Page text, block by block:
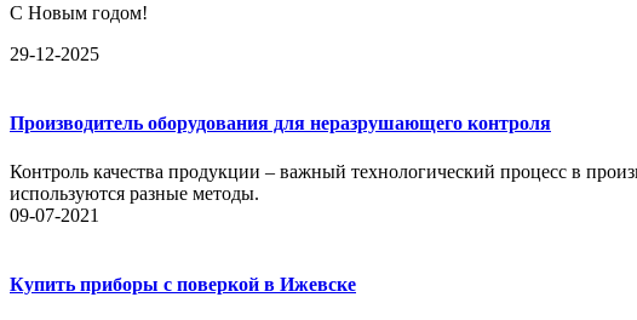
С Новым годом!
29-12-2025
Производитель оборудования для неразрушающего контроля
Контроль качества продукции – важный технологический процесс в
используются разные методы.
09-07-2021
Купить приборы с поверкой в Ижевске